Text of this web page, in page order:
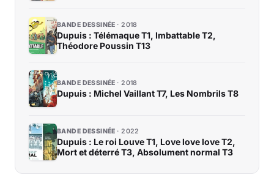
BANDE DESSINÉE 2018
Dupuis : Télémaque T1, Imbattable T2,
Théodore Poussin T13
BANDE DESSINÉE 2018
Dupuis : Michel Vaillant T7, Les Nombrils T8
BANDE DESSINÉE 2022
Dupuis : Le roi Louve T1, Love love love T2,
Mort et déterré T3, Absolument normal T3